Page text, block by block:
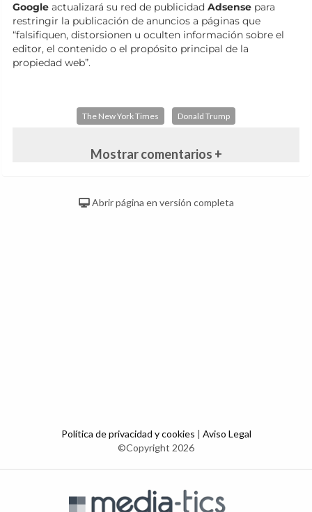
Google actualizará su red de publicidad Adsense para
restringir la publicación de anuncios a páginas que
“falsifiquen, distorsionen u oculten información sobre el
editor, el contenido o el propósito principal de la
propiedad web”.
The New York Times Donald Trump
Mostrar comentarios +
Abrir página en versión completa
Política de privacidad y cookies | Aviso Legal
©Copyright 2026